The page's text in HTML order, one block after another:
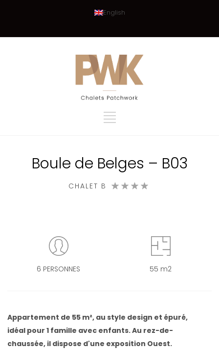
English
Boule de Belges – B03
CHALET B
6 PERSONNES 55 m2
Appartement de 55 m², au style design et épuré,
idéal pour 1 famille avec enfants. Au rez-de-
chaussée, il dispose d'une exposition Ouest.